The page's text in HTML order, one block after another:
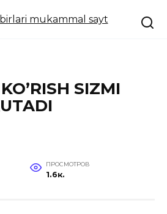
SIZMI
ПРОСМОТРОВ
1.6к.